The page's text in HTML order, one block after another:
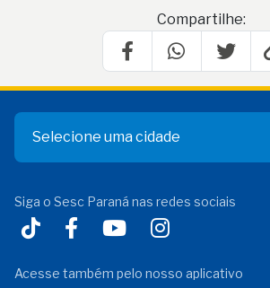
Compartilhe:
Selecione uma cidade
Siga o Sesc Paraná nas redes sociais
Acesse também pelo nosso aplicativo